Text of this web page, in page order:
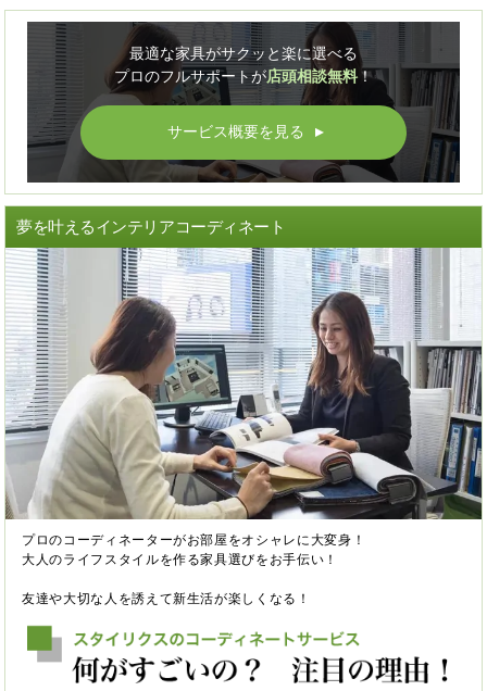
最適な家具がサクッと楽に選べる
プロのフルサポートが店頭相談無料！
サービス概要を見る ▲
夢を叶えるインテリアコーディネート
プロのコーディネーターがお部屋をオシャレに大変身！
大人のライフスタイルを作る家具選びをお手伝い！
友達や大切な人を誘えて新生活が楽しくなる！